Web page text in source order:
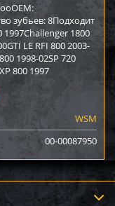
зубьев: 8Подходит
1997Challenger 1800
LE RFI 800 2003-
1998-02SP 720
800 1997
WSM
00-00087950